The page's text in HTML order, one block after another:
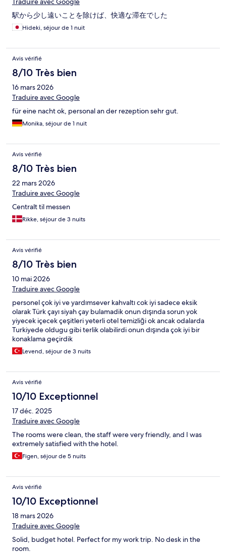
駅から少し遠いことを除けば、快適な滞在でした
Hideki, séjour de 1 nuit
Avis vérifié
8/10 Très bien
16 mars 2026
Traduire avec Google
für eine nacht ok, personal an der rezeption sehr gut.
Monika, séjour de 1 nuit
Avis vérifié
8/10 Très bien
22 mars 2026
Traduire avec Google
Centralt til messen
Rikke, séjour de 3 nuits
Avis vérifié
8/10 Très bien
10 mai 2026
Traduire avec Google
personel çok iyi ve yardımsever kahvaltı cok iyi sadece eksik
olarak Türk çayı siyah çay bulamadik onun dışında sorun yok
yiyecek içecek çeşitleri yeterli otel temizliği ok ancak odalarda
Turkiyede oldugu gibi terlik olabilirdi onun dışında çok iyi bir
konaklama geçirdik
Levend, séjour de 3 nuits
Avis vérifié
10/10 Exceptionnel
17 déc. 2025
Traduire avec Google
The rooms were clean, the staff were very friendly, and I was
extremely satisfied with the hotel.
Figen, séjour de 5 nuits
Avis vérifié
10/10 Exceptionnel
18 mars 2026
Traduire avec Google
Solid, budget hotel. Perfect for my work trip. No desk in the
room.